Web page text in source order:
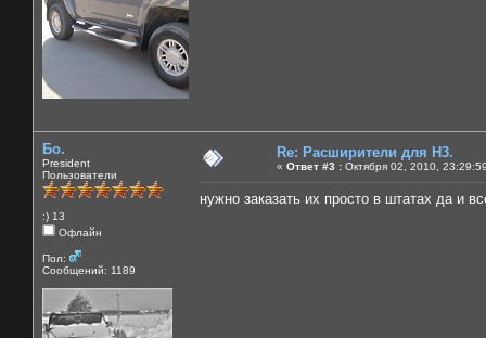
Бо.
President
Пользователи
:) 13
Офлайн
Пол:
Сообщений: 1189
Re: Расширители для Н3.
« Ответ #3 : Октября 02, 2010,
нужно заказать их просто в штатах да и